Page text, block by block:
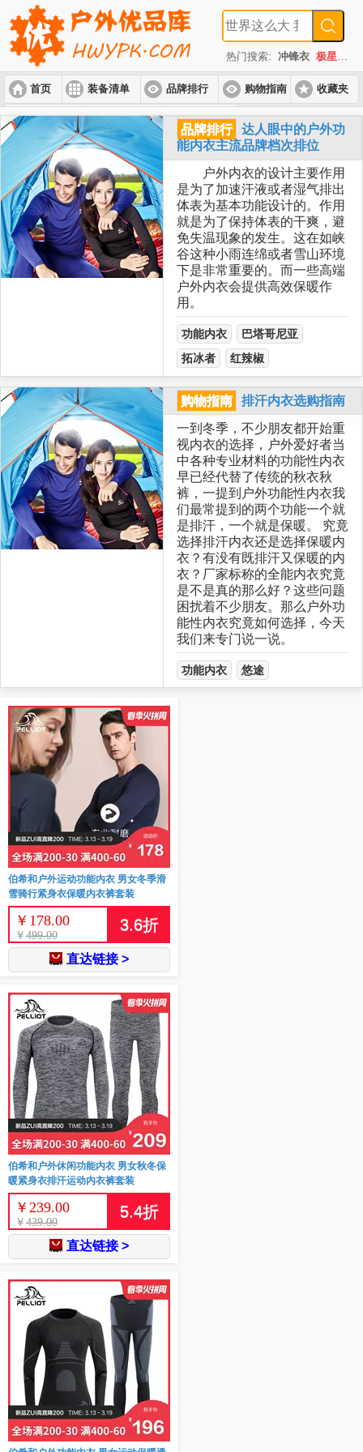
热门搜索: 冲锋衣 极星
首页 装备清单 品牌排行 购物指南
入门套装 进阶套装 高端套装
收藏夹
品牌排行
达人眼中的户外功
能内衣主流品牌档次排位
户外内衣的设计主要作用
是为了加速汗液或者湿气排出
体表为基本功能设计的。作用
就是为了保持体表的干爽，避
免失温现象的发生。这在如峡
谷这种小雨连绵或者雪山环境
下是非常重要的。而一些高端
户外内衣会提供高效保暖作
用。
功能内衣
巴塔哥尼亚
拓冰者
红辣椒
购物指南
排汗内衣选购指南
一到冬季，不少朋友都开始重
视内衣的选择，户外爱好者当
中各种专业材料的功能性内衣
早已经代替了传统的秋衣秋
裤，一提到户外功能性内衣我
们最常提到的两个功能一个就
是排汗，一个就是保暖。 究竟
选择排汗内衣还是选择保暖内
衣？有没有既排汗又保暖的内
衣？厂家标称的全能内衣究竟
是不是真的那么好？这些问题
困扰着不少朋友。那么户外功
能性内衣究竟如何选择，今天
我们来专门说一说。
功能内衣 悠途
伯希和户外运动功能内衣 男女冬季滑
雪骑行紧身衣保暖内衣裤套装
￥ 178.00
￥ 499.00
3.6折
直达链接 >
伯希和户外休闲功能内衣 男女秋冬保
暖紧身衣排汗运动内衣裤套装
￥ 239.00
￥ 439.00
5.4折
直达链接 >